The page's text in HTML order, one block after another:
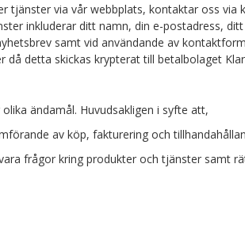
tjänster via vår webbplats, kontaktar oss
inkluderar ditt namn, din e-postadress,
samt vid användande av
då detta skickas krypterat till betalbolaget
ändamål. Huvudsakligen i syfte att,
av köp, fakturering och
frågor kring produkter och tjänster samt